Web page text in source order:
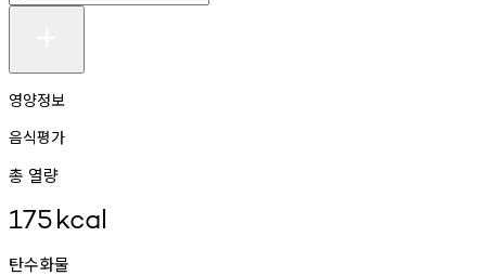
영양정보
음식평가
총 열량
175kcal
탄수화물